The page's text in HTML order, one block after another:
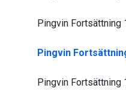
Pingvin Fortsättning
Pingvin
Pingvin Fortsättning